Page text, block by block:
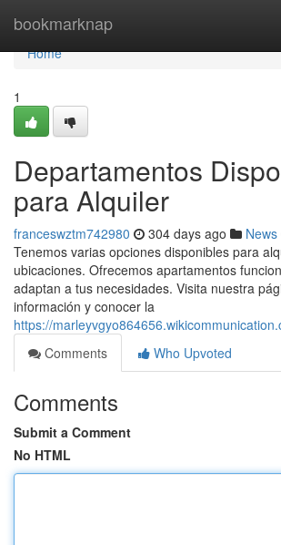
bookmarknap
Home
Home
1
Departamentos
para Alquiler
franceswztm742980 304 days ago News
Tenemos varias opciones disponibles para
ubicaciones. Ofrecemos apartamentos
adaptan a tus necesidades. Visita nuestra
información y conocer la
https://
Comments
Who Upvoted
Comments
Submit a Comment
No HTML